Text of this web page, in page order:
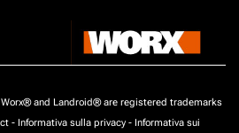
and Landroid® are registered trademarks
- Informativa sulla privacy - Informativa sui